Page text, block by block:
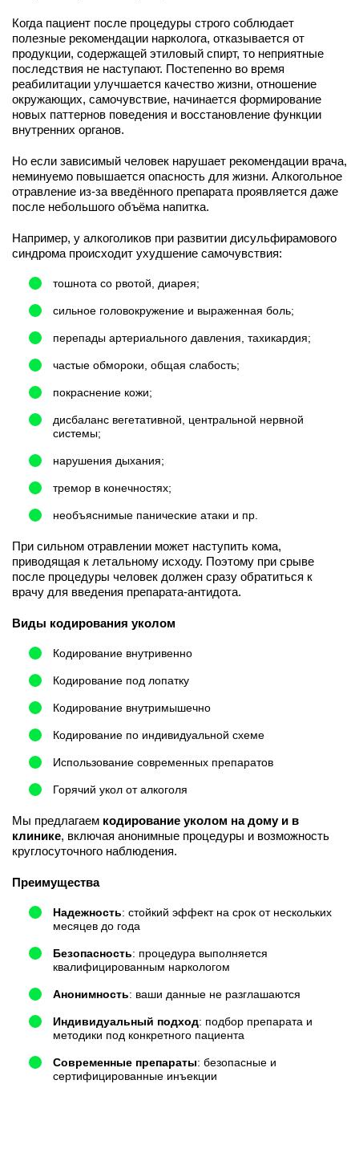
Когда пациент после процедуры строго соблюдает
полезные рекомендации нарколога, отказывается от
продукции, содержащей этиловый спирт, то неприятные
последствия не наступают. Постепенно во время
реабилитации улучшается качество жизни, отношение
окружающих, самочувствие, начинается формирование
новых паттернов поведения и восстановление функции
внутренних органов.
Но если зависимый человек нарушает рекомендации врача,
неминуемо повышается опасность для жизни. Алкогольное
отравление из-за введённого препарата проявляется даже
после небольшого объёма напитка.
Например, у алкоголиков при развитии дисульфирамового
синдрома происходит ухудшение самочувствия:
тошнота со рвотой, диарея;
сильное головокружение и выраженная боль;
перепады артериального давления, тахикардия;
частые обмороки, общая слабость;
покраснение кожи;
дисбаланс вегетативной, центральной нервной
системы;
нарушения дыхания;
тремор в конечностях;
необъяснимые панические атаки и пр.
При сильном отравлении может наступить кома,
приводящая к летальному исходу. Поэтому при срыве
после процедуры человек должен сразу обратиться к
врачу для введения препарата-антидота.
Виды кодирования уколом
Кодирование внутривенно
Кодирование под лопатку
Кодирование внутримышечно
Кодирование по индивидуальной схеме
Использование современных препаратов
Горячий укол от алкоголя
Мы предлагаем кодирование уколом на дому и в
клинике, включая анонимные процедуры и возможность
круглосуточного наблюдения.
Преимущества
Надежность: стойкий эффект на срок от нескольких
месяцев до года
Безопасность: процедура выполняется
квалифицированным наркологом
Анонимность: ваши данные не разглашаются
Индивидуальный подход: подбор препарата и
методики под конкретного пациента
Современные препараты: безопасные и
сертифицированные инъекции